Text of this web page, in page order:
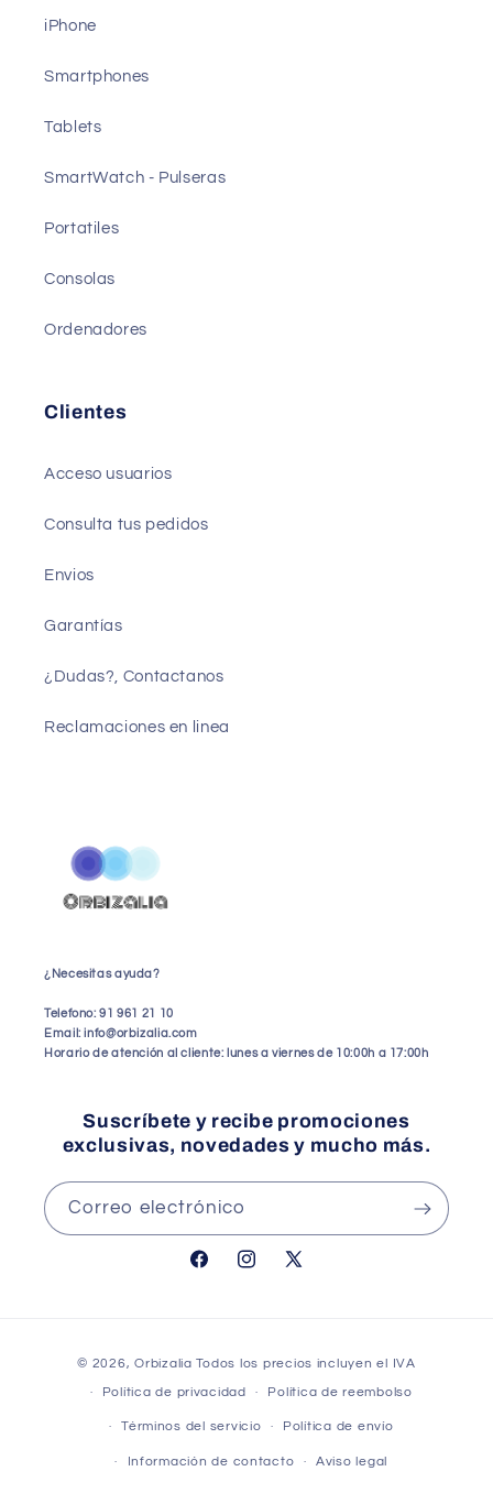
iPhone
Smartphones
Tablets
SmartWatch - Pulseras
Portatiles
Consolas
Ordenadores
Clientes
Acceso usuarios
Consulta tus pedidos
Envios
Garantías
¿Dudas?, Contactanos
Reclamaciones en linea
¿Necesitas ayuda?
Telefono: 91 961 21 10
Email: info@orbizalia.com
Horario de atención al cliente: lunes a viernes de 10:00h a 17:00h
Suscríbete y recibe promociones
exclusivas, novedades y mucho más.
Correo electrónico
FacebookInstagram
X
© 2026,Orbizalia Todos los precios incluyen el IVA
Política de privacidad Política de reembolso
Términos del servicio Política de envío
Información de contacto Aviso legal